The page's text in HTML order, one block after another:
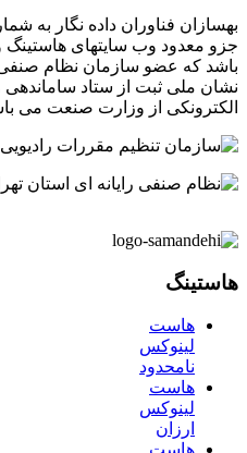
جزو معدود وب سایتهای
باشد که عضو سازمان نظام صنفی
نشان ملی ثبت از ستاد ساماندهی
الکترونکی از وزارت صنعت می
هاستینگ
هاست
لینوکس
نامحدود
هاست
لینوکس
ارزان